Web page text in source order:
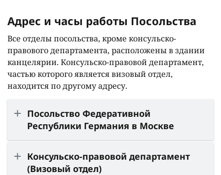
Адрес и часы работы Посольства
Все отделы посольства, кроме консульско-
правового департамента, расположены в здании
канцелярии. Консульско-правовой департамент,
частью которого является визовый отдел,
находится по другому адресу.
Посольство Федеративной
Республики Германия в Москве
Консульско-правовой департамент
(Визовый отдел)